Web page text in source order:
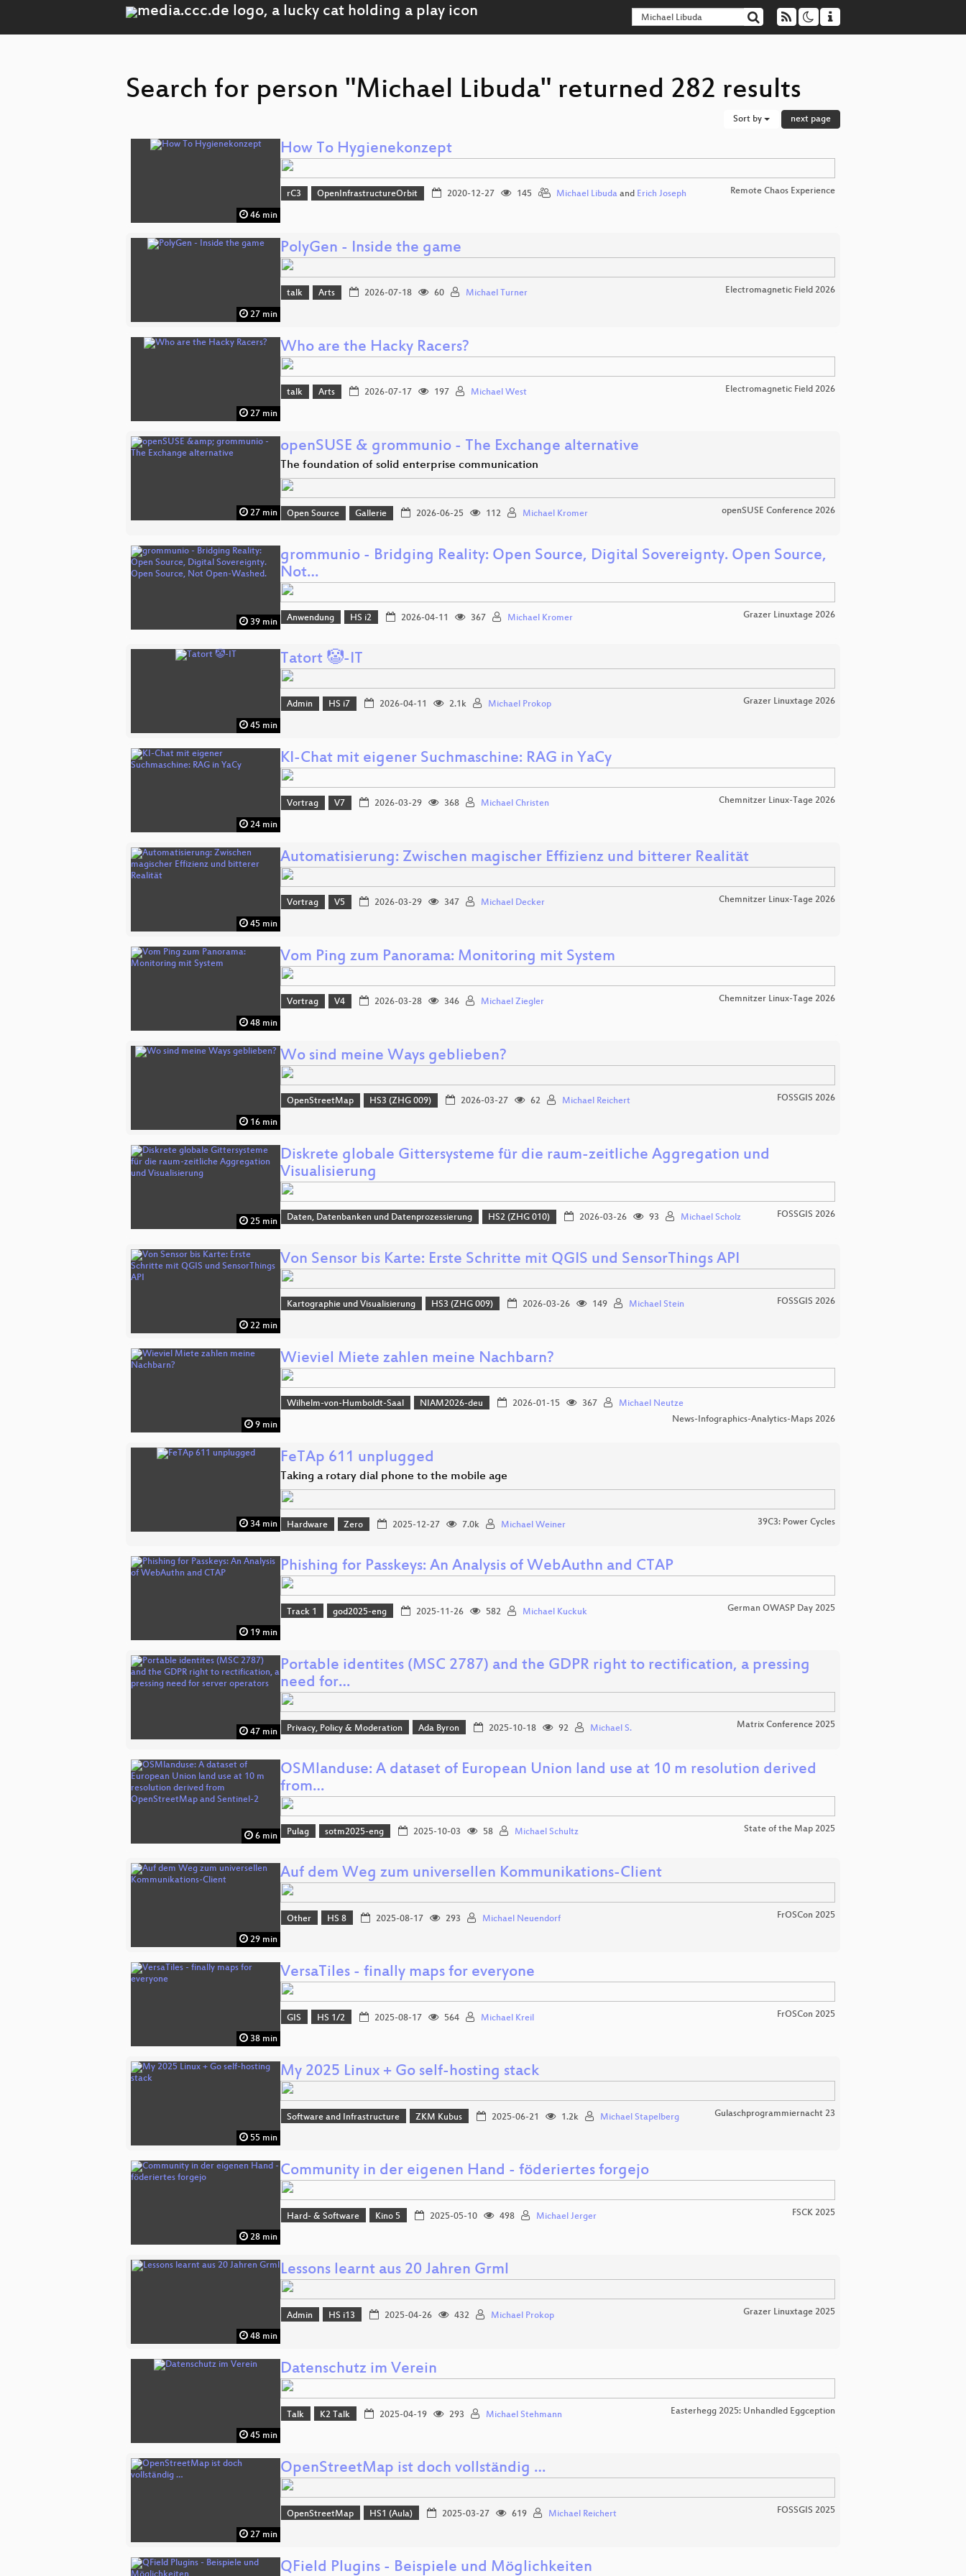
Search for person "Michael Libuda" returned 282 results
Sort by next page
46 min
How To Hygienekonzept
rC3 OpenInfrastructureOrbit 2020-12-27 145 Michael Libudaand Erich Joseph Remote Chaos Experience
27 min
PolyGen - Inside the game
talk Arts 2026-07-18 60 Michael Turner Electromagnetic Field 2026
27 min
Who are the Hacky Racers?
talk Arts 2026-07-17 197 Michael West Electromagnetic Field 2026
27 min
openSUSE & grommunio - The Exchange alternative
The foundation of solid enterprise communication
Open Source Gallerie 2026-06-25 112 Michael Kromer openSUSE Conference 2026
39 min
grommunio - Bridging Reality: Open Source, Digital Sovereignty. Open Source,
Not…
Anwendung HS i2 2026-04-11 367 Michael Kromer Grazer Linuxtage 2026
45 min
Tatort 🤡-IT
Admin HS i7 2026-04-11 2.1k Michael Prokop Grazer Linuxtage 2026
24 min
KI-Chat mit eigener Suchmaschine: RAG in YaCy
Vortrag V7 2026-03-29 368 Michael Christen Chemnitzer Linux-Tage 2026
45 min
Automatisierung: Zwischen magischer Effizienz und bitterer Realität
Vortrag V5 2026-03-29 347 Michael Decker Chemnitzer Linux-Tage 2026
48 min
Vom Ping zum Panorama: Monitoring mit System
Vortrag V4 2026-03-28 346 Michael Ziegler Chemnitzer Linux-Tage 2026
16 min
Wo sind meine Ways geblieben?
OpenStreetMap HS3 (ZHG 009) 2026-03-27 62 Michael Reichert FOSSGIS 2026
25 min
Diskrete globale Gittersysteme für die raum-zeitliche Aggregation und
Visualisierung
Daten, Datenbanken und Datenprozessierung HS2 (ZHG 010) 2026-03-26 93 Michael Scholz FOSSGIS 2026
22 min
Von Sensor bis Karte: Erste Schritte mit QGIS und SensorThings API
Kartographie und Visualisierung HS3 (ZHG 009) 2026-03-26 149 Michael Stein FOSSGIS 2026
9 min
Wieviel Miete zahlen meine Nachbarn?
Wilhelm-von-Humboldt-Saal NIAM2026-deu 2026-01-15 367
Michael Neutze
News-Infographics-Analytics-Maps 2026
34 min
FeTAp 611 unplugged
Taking a rotary dial phone to the mobile age
Hardware Zero 2025-12-27 7.0k Michael Weiner 39C3: Power Cycles
19 min
Phishing for Passkeys: An Analysis of WebAuthn and CTAP
Track 1 god2025-eng 2025-11-26 582 Michael Kuckuk German OWASP Day 2025
47 min
Portable identites (MSC 2787) and the GDPR right to rectification, a pressing
need for…
Privacy, Policy & Moderation Ada Byron 2025-10-18 92 Michael S. Matrix Conference 2025
6 min
OSMlanduse: A dataset of European Union land use at 10 m resolution derived
from…
Pulag sotm2025-eng 2025-10-03 58 Michael Schultz State of the Map 2025
29 min
Auf dem Weg zum universellen Kommunikations-Client
Other HS 8 2025-08-17 293 Michael Neuendorf FrOSCon 2025
38 min
VersaTiles - finally maps for everyone
GIS HS 1/2 2025-08-17 564 Michael Kreil FrOSCon 2025
55 min
My 2025 Linux + Go self-hosting stack
Software and Infrastructure ZKM Kubus 2025-06-21 1.2k Michael Stapelberg Gulaschprogrammiernacht 23
28 min
Community in der eigenen Hand - föderiertes forgejo
Hard- & Software Kino 5 2025-05-10 498 Michael Jerger FSCK 2025
48 min
Lessons learnt aus 20 Jahren Grml
Admin HS i13 2025-04-26 432 Michael Prokop Grazer Linuxtage 2025
45 min
Datenschutz im Verein
Talk K2 Talk 2025-04-19 293 Michael Stehmann Easterhegg 2025: Unhandled Eggception
27 min
OpenStreetMap ist doch vollständig …
OpenStreetMap HS1 (Aula) 2025-03-27 619 Michael Reichert FOSSGIS 2025
QField Plugins - Beispiele und Möglichkeiten